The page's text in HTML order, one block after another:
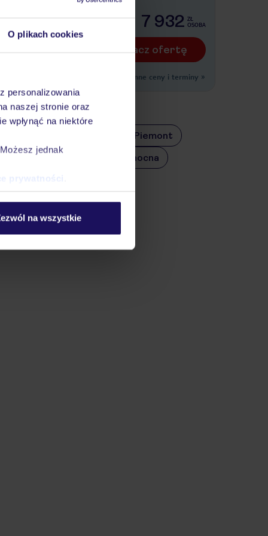
O plikach cookies
personalizowania
naszej stronie oraz
wpłynąć na niektóre
jednak
prywatności
na wszystkie
7 932 ZŁ
OSOBA
Zobacz ofertę
Inne ceny i terminy »
Piemont
Kostaryka
Dalmacja Północna
Malediwy